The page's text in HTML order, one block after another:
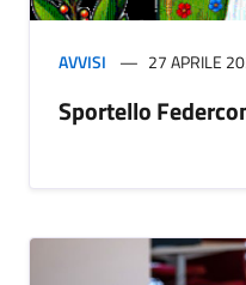
AVVISI 27 APRILE
Sportello